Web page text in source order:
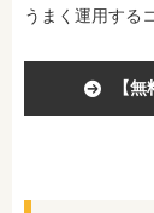
うまく運用する
【